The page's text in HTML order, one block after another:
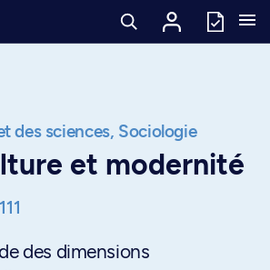
des sciences, Sociologie
et modernité
des dimensions